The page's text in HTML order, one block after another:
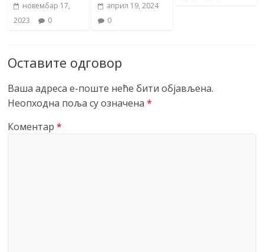
новембар 17,
2023
0
април 19, 2024
0
Оставите одговор
Ваша адреса е-поште неће бити објављена.
Неопходна поља су означена*
Коментар*